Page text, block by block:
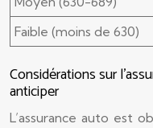
Faible (moins de 630)
Considérations sur
anticiper
L’assurance auto est